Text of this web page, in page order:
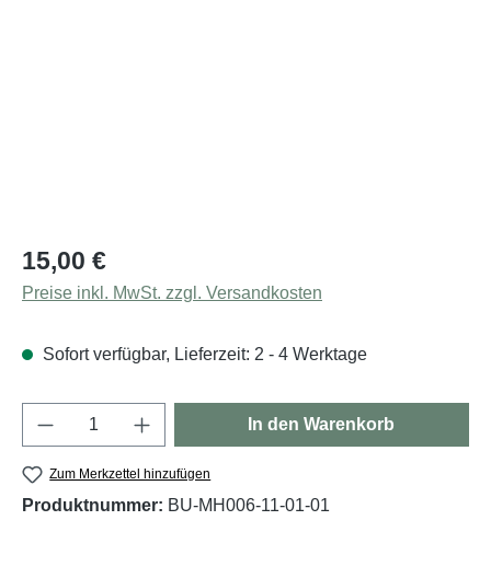
Regulärer Preis:
15,00 €
Preise inkl. MwSt. zzgl. Versandkosten
Sofort verfügbar, Lieferzeit: 2 - 4 Werktage
Produkt Anzahl: Gib den gewünschten
In den Warenkorb
Zum Merkzettel hinzufügen
Produktnummer: BU-MH006-11-01-01